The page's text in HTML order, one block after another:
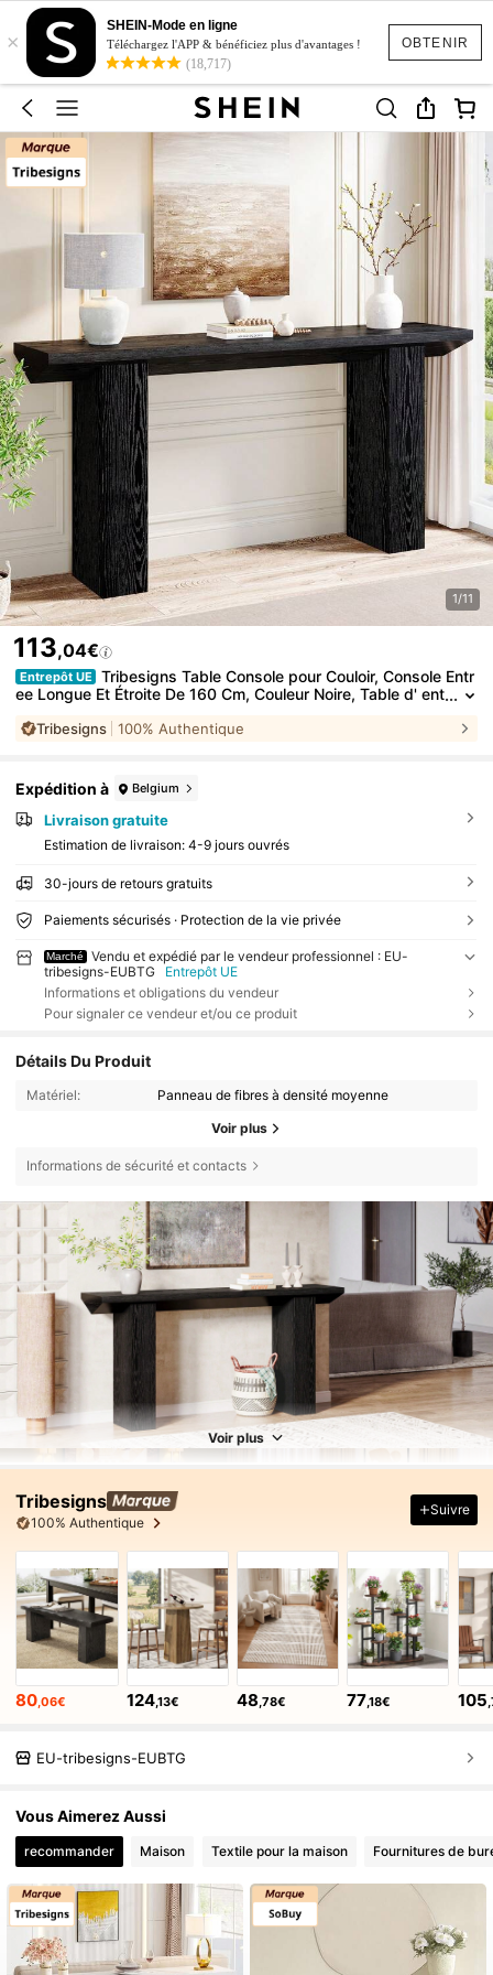
OBTENIR
×
SHEIN-Mode en ligne
Téléchargez l'APP & bénéficiez plus d'avantages !
(18,717)
1/11
113,04€
Entrepôt UE
Tribesigns Table Console pour Couloir, Console Entr
ee Longue Et Étroite De 160 Cm, Couleur Noire, Table d' ent
ll D'entrée, Vestibule
Tribesigns 100% Authentique
Expédition à Belgium
Livraison gratuite
Estimation de livraison: 4-9 jours ouvrés
30-jours de retours gratuits
Paiements sécurisés · Protection de la vie privée
Marché
Vendu et expédié par le vendeur professionnel : EU-
tribesigns-EUBTG
Entrepôt UE
Informations et obligations du vendeur
Pour signaler ce vendeur et/ou ce produit
Détails Du Produit
Matériel: Panneau de fibres à densité moyenne
Voir plus
Informations de sécurité et contacts
Voir plus
Tribesigns
100% Authentique
Suivre
80,06€ 124,13€ 48,78€ 77,18€ 105
EU-tribesigns-EUBTG
Vous Aimerez Aussi
recommander Maison Textile pour la maison Fournitures de